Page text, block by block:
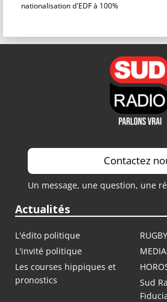
nationalisation d'EDF à 100%
Contactez
Un message, une question, une
Actualités
L'édito politique
RUGBY
L'invité politique
Les courses hippiques et
pronostics
Sud